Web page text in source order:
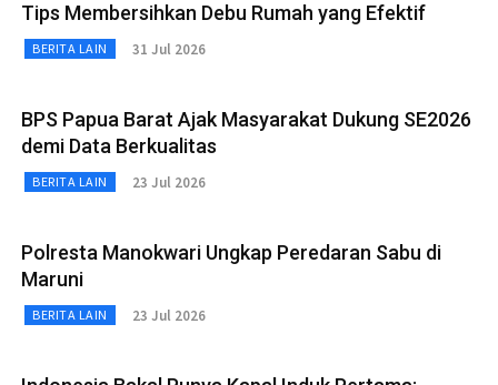
Tips Membersihkan Debu Rumah yang Efektif
BERITA LAIN 31 Jul 2026
BPS Papua Barat Ajak Masyarakat Dukung SE2026
demi Data Berkualitas
BERITA LAIN 23 Jul 2026
Polresta Manokwari Ungkap Peredaran Sabu di
Maruni
BERITA LAIN 23 Jul 2026